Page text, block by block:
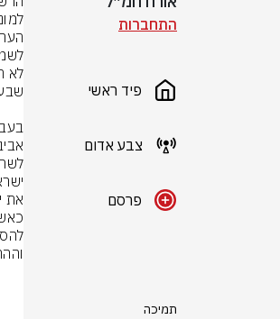
התחברות
פיד ראשי
צבע אדום
פרסם
תמיכה